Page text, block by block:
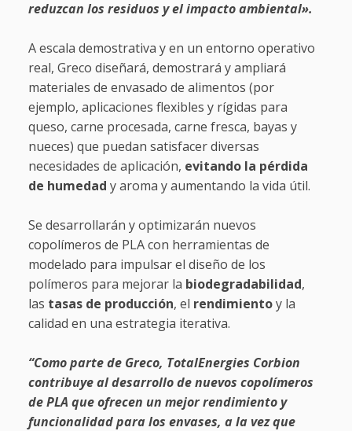
reduzcan los residuos y el impacto ambiental».
A escala demostrativa y en un entorno operativo
real, Greco diseñará, demostrará y ampliará
materiales de envasado de alimentos (por
ejemplo, aplicaciones flexibles y rígidas para
queso, carne procesada, carne fresca, bayas y
nueces) que puedan satisfacer diversas
necesidades de aplicación, evitando la pérdida
de humedad y aroma y aumentando la vida útil.
Se desarrollarán y optimizarán nuevos
copolímeros de PLA con herramientas de
modelado para impulsar el diseño de los
polímeros para mejorar la biodegradabilidad,
las tasas de producción, el rendimientoy la
calidad en una estrategia iterativa.
“Como parte de Greco, TotalEnergies Corbion
contribuye al desarrollo de nuevos copolímeros
de PLA que ofrecen un mejor rendimiento y
funcionalidad para los envases, a la vez que